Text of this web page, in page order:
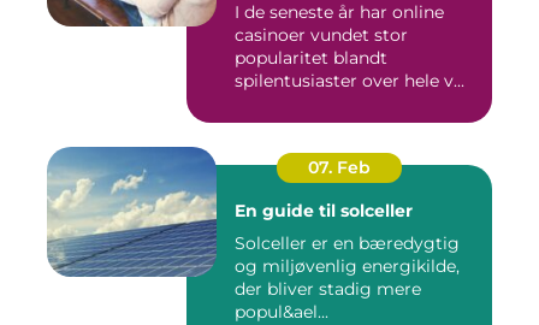
I de seneste år har online
casinoer vundet stor
popularitet blandt
spilentusiaster over hele v...
07. Feb
En guide til solceller
Solceller er en bæredygtig
og miljøvenlig energikilde,
der bliver stadig mere
popul&ael...